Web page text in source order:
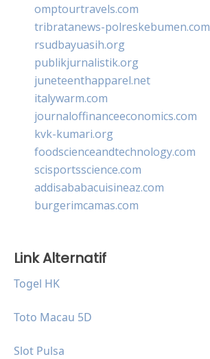
omptourtravels.com
tribratanews-polreskebumen.com
rsudbayuasih.org
publikjurnalistik.org
juneteenthapparel.net
italywarm.com
journaloffinanceeconomics.com
kvk-kumari.org
foodscienceandtechnology.com
scisportsscience.com
addisababacuisineaz.com
burgerimcamas.com
Link Alternatif
Togel HK
Toto Macau 5D
Slot Pulsa